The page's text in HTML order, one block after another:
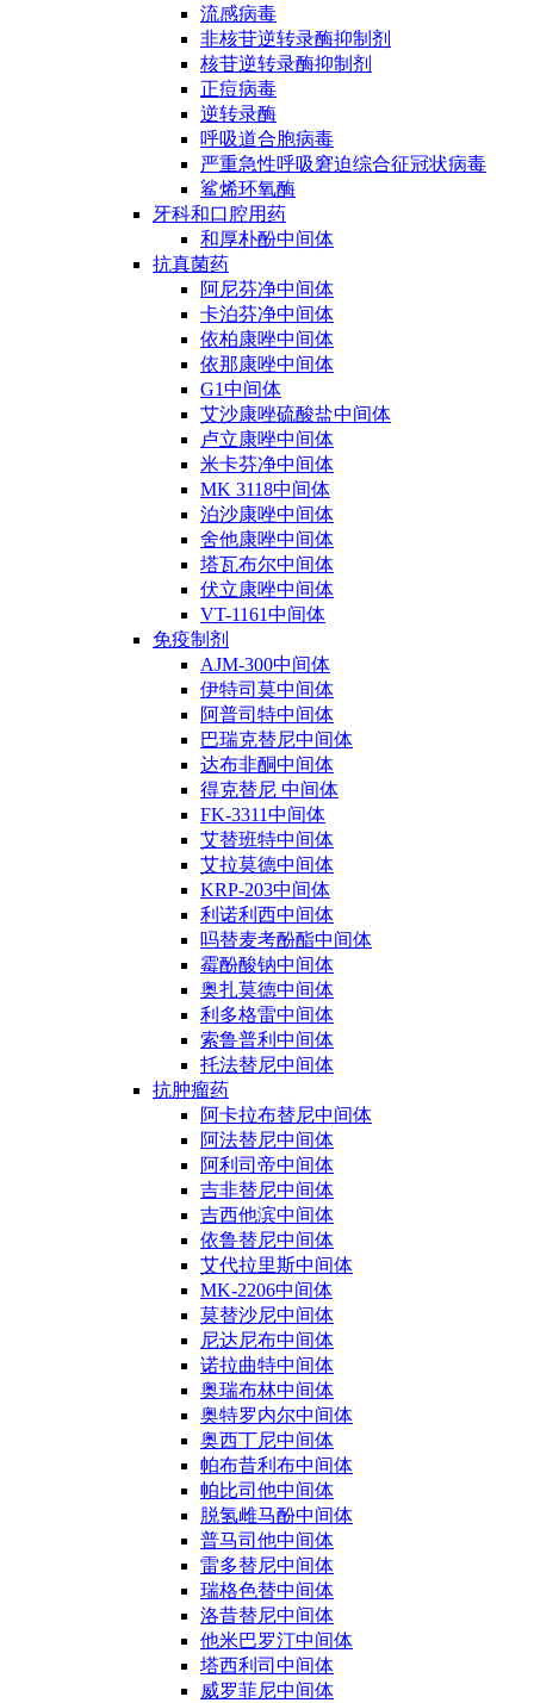
流感病毒
非核苷逆转录酶抑制剂
核苷逆转录酶抑制剂
正痘病毒
逆转录酶
呼吸道合胞病毒
严重急性呼吸窘迫综合征冠状病毒
鲨烯环氧酶
牙科和口腔用药
和厚朴酚中间体
抗真菌药
阿尼芬净中间体
卡泊芬净中间体
依柏康唑中间体
依那康唑中间体
G1中间体
艾沙康唑硫酸盐中间体
卢立康唑中间体
米卡芬净中间体
MK 3118中间体
泊沙康唑中间体
舍他康唑中间体
塔瓦布尔中间体
伏立康唑中间体
VT-1161中间体
免疫制剂
AJM-300中间体
伊特司莫中间体
阿普司特中间体
巴瑞克替尼中间体
达布非酮中间体
得克替尼 中间体
FK-3311中间体
艾替班特中间体
艾拉莫德中间体
KRP-203中间体
利诺利西中间体
吗替麦考酚酯中间体
霉酚酸钠中间体
奥扎莫德中间体
利多格雷中间体
索鲁普利中间体
托法替尼中间体
抗肿瘤药
阿卡拉布替尼中间体
阿法替尼中间体
阿利司帝中间体
吉非替尼中间体
吉西他滨中间体
依鲁替尼中间体
艾代拉里斯中间体
MK-2206中间体
莫替沙尼中间体
尼达尼布中间体
诺拉曲特中间体
奥瑞布林中间体
奥特罗内尔中间体
奥西丁尼中间体
帕布昔利布中间体
帕比司他中间体
脱氢雌马酚中间体
普马司他中间体
雷多替尼中间体
瑞格色替中间体
洛昔替尼中间体
他米巴罗汀中间体
塔西利司中间体
威罗菲尼中间体